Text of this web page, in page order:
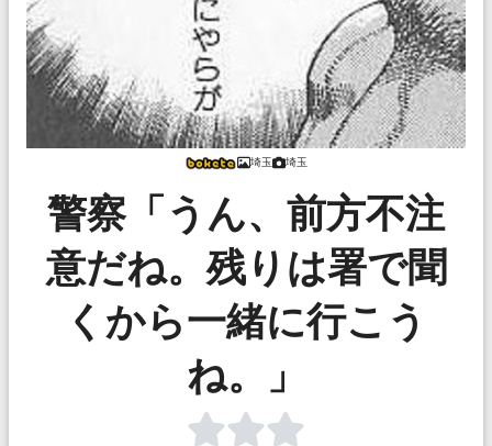
埼玉 埼玉
警察「うん、前方不注
意だね。残りは署で聞
くから一緒に行こう
ね。」